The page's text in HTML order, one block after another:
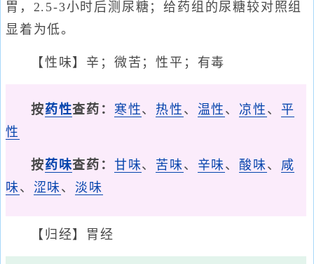
胃，2.5-3小时后测尿糖；给药组的尿糖较对照组
显着为低。
【性味】辛；微苦；性平；有毒
按药性查药： 寒性、 热性 、 温性 、 凉性 、 平
性
按药味查药： 甘味、 苦味、 辛味、 酸味、 咸
味、 涩味、 淡味
【归经】胃经